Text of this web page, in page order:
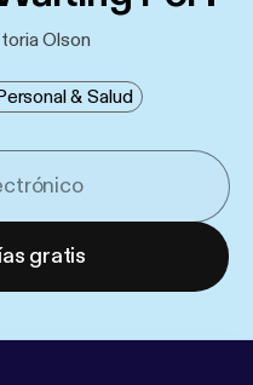
Olson
& Salud
gratis